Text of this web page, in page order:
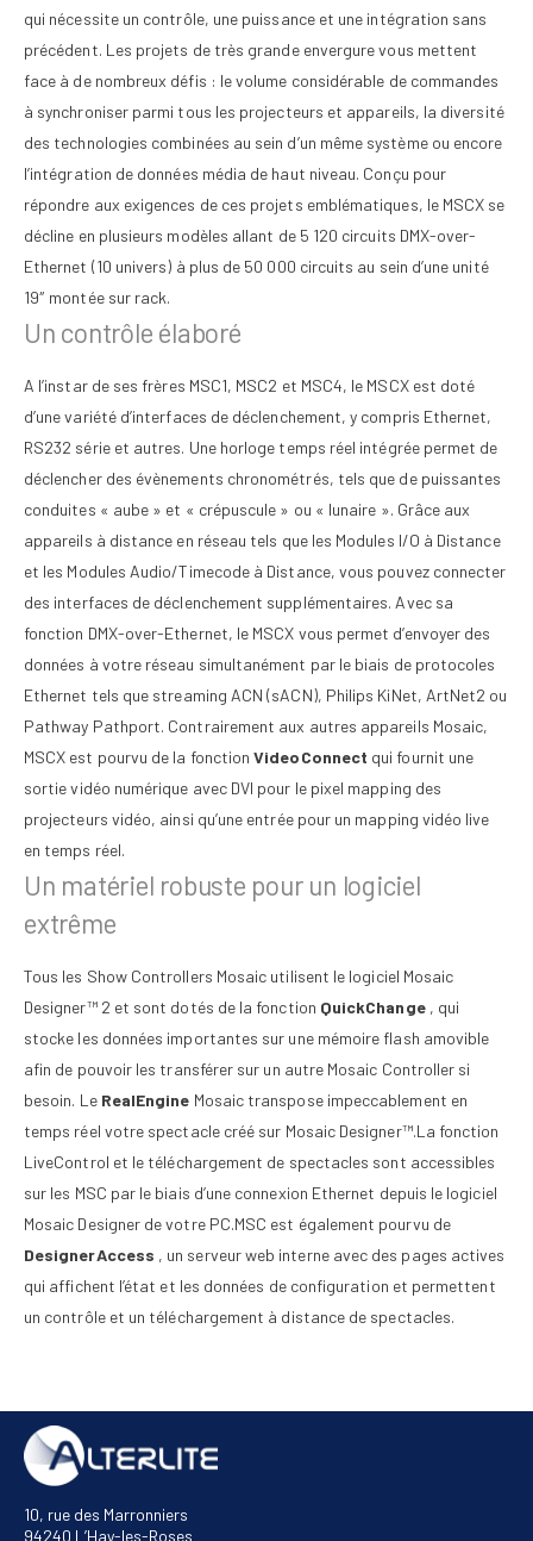
qui nécessite un contrôle, une puissance et une intégration sans
précédent. Les projets de très grande envergure vous mettent
face à de nombreux défis : le volume considérable de commandes
à synchroniser parmi tous les projecteurs et appareils, la diversité
des technologies combinées au sein d’un même système ou encore
l’intégration de données média de haut niveau. Conçu pour
répondre aux exigences de ces projets emblématiques, le MSCX se
décline en plusieurs modèles allant de 5 120 circuits DMX-over-
Ethernet (10 univers) à plus de 50 000 circuits au sein d’une unité
19″ montée sur rack.
Un contrôle élaboré
A l’instar de ses frères MSC1, MSC2 et MSC4, le MSCX est doté
d’une variété d’interfaces de déclenchement, y compris Ethernet,
RS232 série et autres. Une horloge temps réel intégrée permet de
déclencher des évènements chronométrés, tels que de puissantes
conduites « aube » et « crépuscule » ou « lunaire ». Grâce aux
appareils à distance en réseau tels que les Modules I/O à Distance
et les Modules Audio/Timecode à Distance, vous pouvez connecter
des interfaces de déclenchement supplémentaires. Avec sa
fonction DMX-over-Ethernet, le MSCX vous permet d’envoyer des
données à votre réseau simultanément par le biais de protocoles
Ethernet tels que streaming ACN (sACN), Philips KiNet, ArtNet2 ou
Pathway Pathport. Contrairement aux autres appareils Mosaic,
MSCX est pourvu de la fonctionVideoConnect qui fournit une
sortie vidéo numérique avec DVI pour le pixel mapping des
projecteurs vidéo, ainsi qu’une entrée pour un mapping vidéo live
en temps réel.
Un matériel robuste pour un logiciel
extrême
Tous les Show Controllers Mosaic utilisent le logiciel Mosaic
Designer™ 2 et sont dotés de la fonction QuickChange, qui
stocke les données importantes sur une mémoire flash amovible
afin de pouvoir les transférer sur un autre Mosaic Controller si
besoin. Le RealEngine Mosaic transpose impeccablement en
temps réel votre spectacle créé sur Mosaic Designer™.La fonction
LiveControl et le téléchargement de spectacles sont accessibles
sur les MSC par le biais d’une connexion Ethernet depuis le logiciel
Mosaic Designer de votre PC.MSC est également pourvu de
DesignerAccess , un serveur web interne avec des pages actives
qui affichent l’état et les données de configuration et permettent
un contrôle et un téléchargement à distance de spectacles.
10, rue des Marronniers
94240 L’Hay-les-Roses